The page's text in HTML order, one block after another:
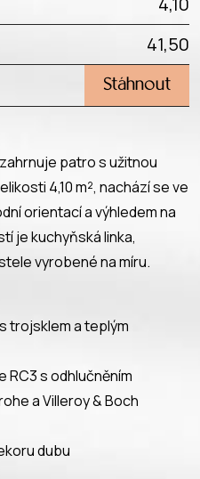
41,50
Stáhnout
patro s užitnou
4,10 m², nachází se ve
orientací a výhledem na
je kuchyňská linka,
vyrobené na míru.
trojsklem a teplým
s odhlučněním
a Villeroy & Boch
dubu